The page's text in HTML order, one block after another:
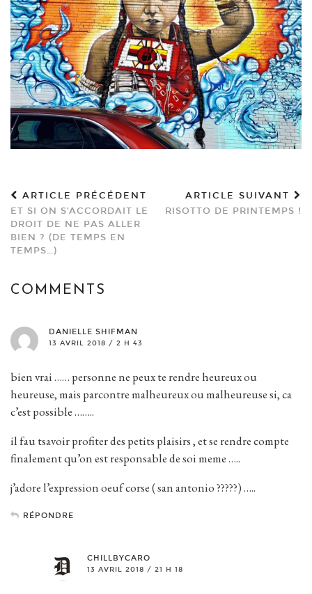
ARTICLE PRÉCÉDENT
ET SI ON S’ACCORDAIT LE
DROIT DE NE PAS ALLER
BIEN ? (DE TEMPS EN
TEMPS…)
ARTICLE SUIVANT
RISOTTO DE PRINTEMPS !
COMMENTS
DANIELLE SHIFMAN
13 AVRIL 2018 / 2 H 43
bien vrai …… personne ne peux te rendre heureux ou
heureuse, mais parcontre malheureux ou malheureuse si, ca
c’est possible ……..
il fau tsavoir profiter des petits plaisirs , et se rendre compte
finalement qu’on est responsable de soi meme …..
j’adore l’expression oeuf corse ( san antonio ?????) …..
RÉPONDRE
CHILLBYCARO
13 AVRIL 2018 / 21 H 18